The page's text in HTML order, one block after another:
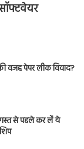
वजह पेपर लीक विवाद?
से पहले कर लें ये